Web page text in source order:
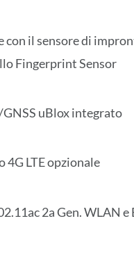
con il sensore di
Fingerprint Sensor
GNSS uBlox integrato
4G LTE opzionale
2a Gen. WLAN